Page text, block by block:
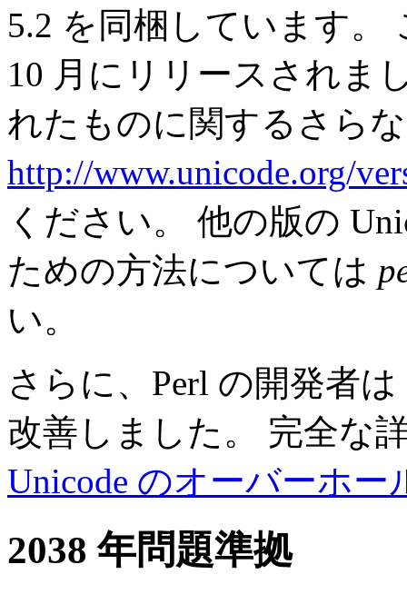
5.2 を同梱しています。
10 月にリリースされま
れたものに関するさら
http://www.unicode.org/
ください。 他の版の
ための方法については
い。
さらに、Perl の開発者
改善しました。 完全な
Unicode のオーバーホー
2038 年問題準拠